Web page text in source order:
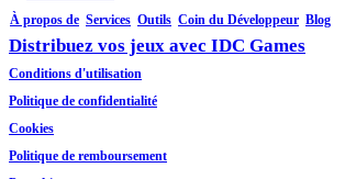
À propos de Services Outils Coin du Développeur Blog
Distribuez vos jeux avec IDC Games
Conditions d'utilisation
Politique de confidentialité
Cookies
Politique de remboursement